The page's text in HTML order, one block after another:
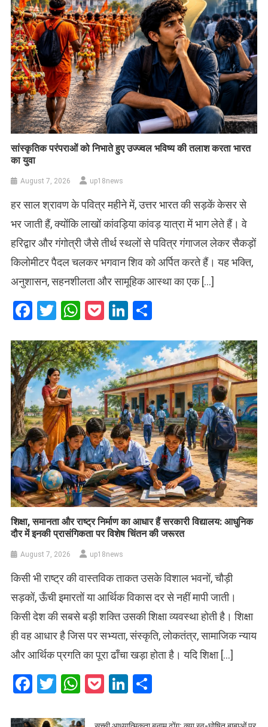
सांस्कृतिक परंपराओं को निभाते हुए उज्ज्वल भविष्य की तलाश करता भारत
का युवा
August 7, 2026 up18news
हर साल श्रावण के पवित्र महीने में, उत्तर भारत की सड़कें केसर से
भर जाती हैं, क्योंकि लाखों कांवड़िया कांवड़ यात्रा में भाग लेते हैं। वे
हरिद्वार और गंगोत्री जैसे तीर्थ स्थलों से पवित्र गंगाजल लेकर सैकड़ों
किलोमीटर पैदल चलकर भगवान शिव को अर्पित करते हैं। यह भक्ति,
अनुशासन, सहनशीलता और सामूहिक आस्था का एक […]
Facebook
Twitter
WhatsApp
PocketLinkedIn
शिक्षा, समानता और राष्ट्र निर्माण का आधार हैं सरकारी विद्यालय: आधुनिक
दौर में इनकी प्रासंगिकता पर विशेष चिंतन की जरूरत
August 7, 2026 up18news
किसी भी राष्ट्र की वास्तविक ताकत उसके विशाल भवनों, चौड़ी
सड़कों, ऊँची इमारतों या आर्थिक विकास दर से नहीं मापी जाती।
किसी देश की सबसे बड़ी शक्ति उसकी शिक्षा व्यवस्था होती है। शिक्षा
ही वह आधार है जिस पर सभ्यता, संस्कृति, लोकतंत्र, सामाजिक न्याय
और आर्थिक प्रगति का पूरा ढाँचा खड़ा होता है। यदि शिक्षा […]
Facebook
Twitter
WhatsApp
PocketLinkedIn